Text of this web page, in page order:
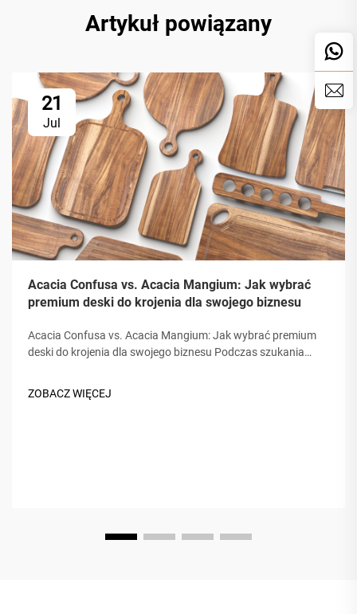
Artykuł powiązany
21
Jul
Acacia Confusa vs. Acacia Mangium: Jak wybrać
premium deski do krojenia dla swojego biznesu
Acacia Confusa vs. Acacia Mangium: Jak wybrać premium
deski do krojenia dla swojego biznesu Podczas szukania
są równe. Rynk często myli...
ZOBACZ WIĘCEJ